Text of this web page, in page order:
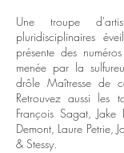
Une troupe
pluridisciplinaires
présente des
menée par la
drôle Maîtresse de
Retrouvez aussi les
François Sagat, Jake
Demont, Laure Petrie,
& Stessy.